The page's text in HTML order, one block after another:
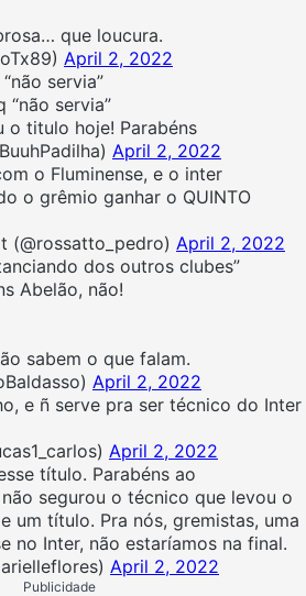
que loucura.
April 2, 2022
servia”
“não servia”
o titulo hoje! Parabéns
April 2, 2022
o Fluminense, e o inter
o grêmio ganhar o QUINTO
April 2, 2022
dos outros clubes”
Abelão, não!
sabem o que falam.
April 2, 2022
e ñ serve pra ser técnico do Inter
April 2, 2022
título. Parabéns ao
segurou o técnico que levou o
um título. Pra nós, gremistas, uma
no Inter, não estaríamos na final.
April 2, 2022
Publicidade